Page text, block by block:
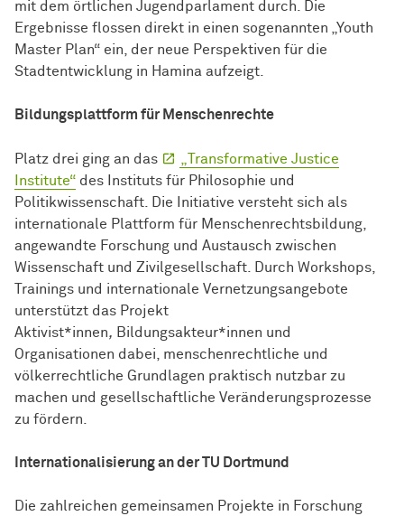
mit dem örtlichen Jugendparlament durch. Die
Ergebnisse flossen direkt in einen sogenannten „Youth
Master Plan“ ein, der neue Perspektiven für die
Stadtentwicklung in Hamina aufzeigt.
Bildungsplattform für Menschenrechte
Platz drei ging an das
„Transformative Justice
Institute“ des Instituts für Philosophie und
Politikwissenschaft. Die Initiative versteht sich als
internationale Plattform für Menschenrechtsbildung,
angewandte Forschung und Austausch zwischen
Wissenschaft und Zivilgesellschaft. Durch Workshops,
Trainings und internationale Vernetzungsangebote
unterstützt das Projekt
Aktivist*innen, Bildungsakteur*innen und
Organisationen dabei, menschenrechtliche und
völkerrechtliche Grundlagen praktisch nutzbar zu
machen und gesellschaftliche Veränderungsprozesse
zu fördern.
Internationalisierung an der TU Dortmund
Die zahlreichen gemeinsamen Projekte in Forschung